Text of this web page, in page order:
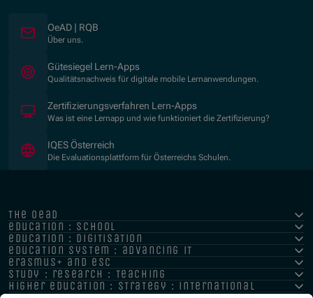
OeAD | RQB
Über uns.
Gütesiegel Lern-Apps(Opens in new window)
Qualitätsnachweis für digitale mobile Lernanwendungen.
Zertifizierungsverfahren Lern-Apps
Was ist eine Lernapp und wie funktioniert die Zertifizierung?
IQES Österreich
Die Evaluationsplattform für Österreichs Schulen.
the oead
education : school
education : digitisation
education system : advancing it
erasmus+ and esc
study : research : teaching
higher education : strategy : international